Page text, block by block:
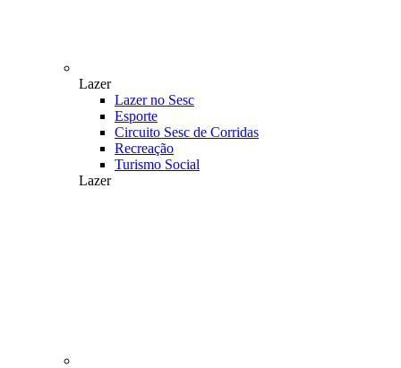
Lazer
Lazer no Sesc
Esporte
Circuito Sesc de Corridas
Recreação
Turismo Social
Lazer